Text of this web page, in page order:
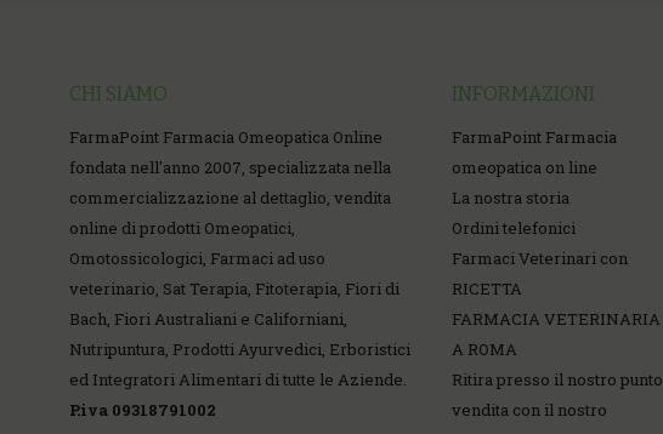
CHI SIAMO
FarmaPoint Farmacia Omeopatica Online
fondata nell'anno 2007, specializzata nella
commercializzazione al dettaglio, vendita
online di prodotti Omeopatici,
Omotossicologici, Farmaci ad uso
veterinario, Sat Terapia, Fitoterapia, Fiori di
Bach, Fiori Australiani e Californiani,
Nutripuntura, Prodotti Ayurvedici, Erboristici
ed Integratori Alimentari di tutte le Aziende.
P.iva 09318791002
INFORMAZIONI
FarmaPoint Farmacia
omeopatica on line
La nostra storia
Ordini telefonici
Farmaci Veterinari con
RICETTA
FARMACIA VETERINARIA
A ROMA
Ritira presso il nostro punto
vendita con il nostro